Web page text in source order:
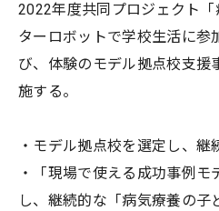
2022年度共同プロジェクト
ターロボットで学校生活に参
び、体験のモデル拠点校支援
施する。
・モデル拠点校を選定し、
・「現場で使える成功事例
し、継続的な「病気療養の子